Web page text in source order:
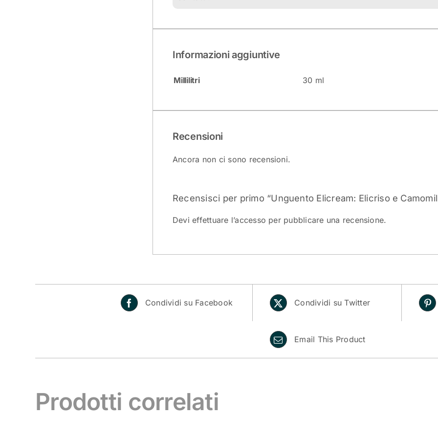
Informazioni aggiuntive
Millilitri 30 ml
Recensioni
Ancora non ci sono recensioni.
Recensisci per primo “Unguento Elicream: Elicriso e
Devieffettuare l’accesso per pubblicare una recensione.
Condividi su Facebook Condividi su Twitter
Email This Product
Prodotti correlati